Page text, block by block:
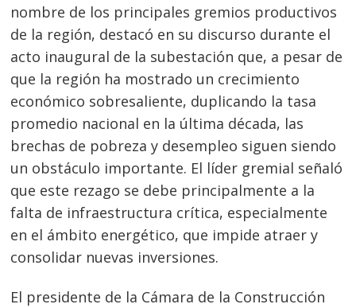
nombre de los principales gremios productivos
de la región, destacó en su discurso durante el
acto inaugural de la subestación que, a pesar de
que la región ha mostrado un crecimiento
económico sobresaliente, duplicando la tasa
promedio nacional en la última década, las
brechas de pobreza y desempleo siguen siendo
un obstáculo importante. El líder gremial señaló
que este rezago se debe principalmente a la
falta de infraestructura crítica, especialmente
en el ámbito energético, que impide atraer y
consolidar nuevas inversiones.
El presidente de la Cámara de la Construcción